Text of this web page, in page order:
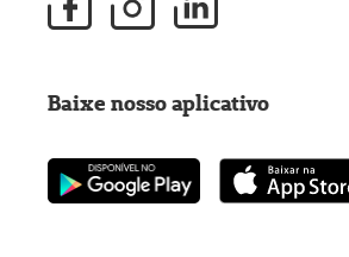
Baixe nosso aplicativo